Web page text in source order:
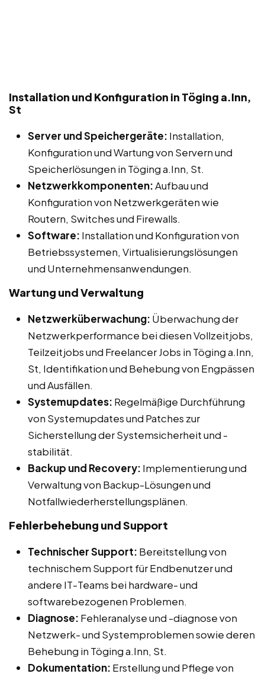
Installation und Konfiguration in Töging a.Inn,
St
Server und Speichergeräte: Installation,
Konfiguration und Wartung von Servern und
Speicherlösungen in Töging a.Inn, St.
Netzwerkkomponenten:Aufbau und
Konfiguration von Netzwerkgeräten wie
Routern, Switches und Firewalls.
Software: Installation und Konfiguration von
Betriebssystemen, Virtualisierungslösungen
und Unternehmensanwendungen.
Wartung und Verwaltung
Netzwerküberwachung: Überwachung der
Netzwerkperformance bei diesen Vollzeitjobs,
Teilzeitjobs und Freelancer Jobs in Töging a.Inn,
St, Identifikation und Behebung von Engpässen
und Ausfällen.
Systemupdates: Regelmäßige Durchführung
von Systemupdates und Patches zur
Sicherstellung der Systemsicherheit und -
stabilität.
Backup und Recovery: Implementierung und
Verwaltung von Backup-Lösungen und
Notfallwiederherstellungsplänen.
Fehlerbehebung und Support
Technischer Support: Bereitstellung von
technischem Support für Endbenutzer und
andere IT-Teams bei hardware- und
softwarebezogenen Problemen.
Diagnose: Fehleranalyse und -diagnose von
Netzwerk- und Systemproblemen sowie deren
Behebung in Töging a.Inn, St.
Dokumentation: Erstellung und Pflege von